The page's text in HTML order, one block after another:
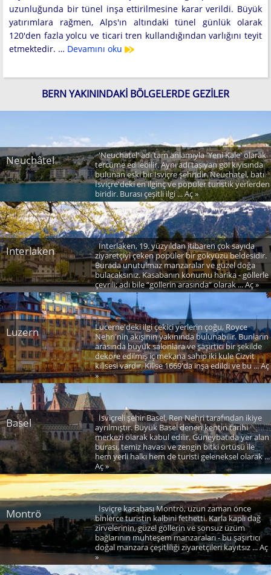
uzunluğunda bir tünel inşa ettirilmesine karar verildi. Büyük
yatırımlara rağmen, Alps'ın altındaki tünel günlük olarak
120'den fazla yolcu ve ticari tren kullandığından varlığını teyit
etmektedir. … Devamını oku
BERN YAKININDAKI BÖLGELERDE GEZILER
Neuchâtel
'Neuchatel' adı tam anlamıyla 'Yeni Kale' olarak
tercüme edilebilir. Aynı adı taşıyan göl kıyısında
bulunan eski bir İsviçre şehridir. Neuchatel, batı
İsviçre'deki en ilginç ve popüler turistik yerlerden
biridir. Burası çeşitli ilgi ... Aç »
Interlaken
Interlaken, 19. yüzyıldan itibaren çok sayıda
ziyaretçiyi çeken popüler bir gökyüzü beldesidir.
Burada unutulmaz manzaralar ve güzel doğa
bulacaksınız. Kasabanın konumu harika - göllerle
çevrili; adı bile “göllerin arasında” olarak ... Aç »
Luzern
Lucerne'deki ilgi çekici yerlerin çoğu, Royce
Nehri'nin akışının yakınında bulunabilir. Bunların
arasında büyük salonlara ve şaşırtıcı bir şekilde
dekore edilmiş iç mekana sahip iki kule Cizvit
kilisesi vardır. Kilise 1669'da inşa edildi ve bu ... Aç
»
Basel
İsviçreli şehir Basel, Ren Nehri tarafından ikiye
ayrılmıştır. Büyük Basel denen kentin tarihi
merkezi olarak kabul edilir. Güneybatıda yer alan
burası, temiz havası ve zengin bitki örtüsü ile
hem yerli halkı hem de turisti geleneksel olarak ...
Aç »
Montrö
İsviçre kasabası Montrö, uzun zaman önce
binlerce turistin kalbini fethetti. Karla kaplı dağ
zirvelerinin, güzel göllerin ve sonsuz üzüm
bağlarının muhteşem manzaraları - bu şaşırtıcı
doğal manzara çeşitliliği ziyaretçileri kayıtsız ... Aç
»